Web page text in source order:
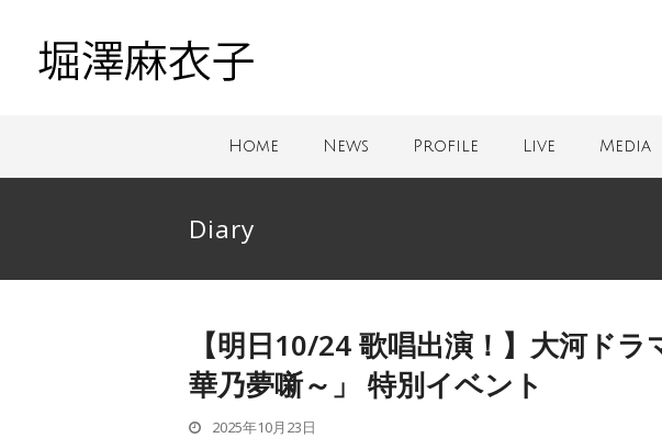
Home News Profile Live Media
Diary
【明日10/24 歌唱出演！】大河ド
華乃夢噺～」 特別イベント
2025年10月23日